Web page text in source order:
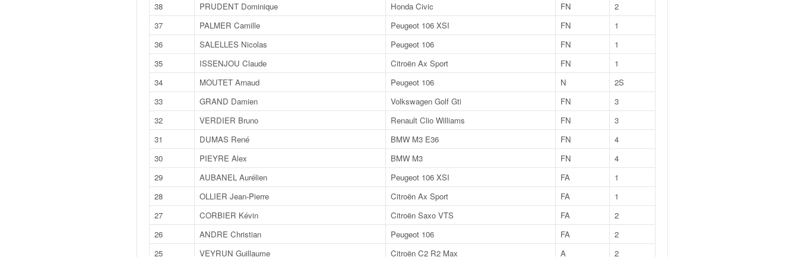
38
PRUDENT Dominique Honda Civic FN
2
37
PALMER Camille Peugeot 106 XSI FN
1
36
SALELLES Nicolas Peugeot 106 FN
1
35
ISSENJOU Claude Citroën Ax Sport FN
1
34
MOUTET Arnaud Peugeot 106 N
2S
33
GRAND Damien Volkswagen Golf Gti FN
3
32
VERDIER Bruno Renault Clio Williams FN
3
31
DUMAS René BMW M3 E36 FN
4
30
PIEYRE Alex BMW M3 FN
4
29
AUBANEL Aurélien Peugeot 106 XSI FA
1
28
OLLIER Jean-Pierre Citroën Ax Sport FA
1
27
CORBIER Kévin Citroën Saxo VTS FA
2
26
ANDRE Christian Peugeot 106 FA
2
25
VEYRUN Guillaume Citroën C2 R2 Max A
2